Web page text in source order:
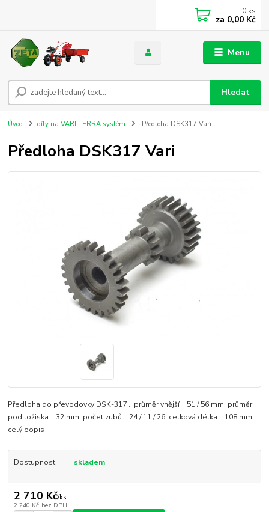
Menu
Hledat
0 ks
za 0,00 Kč
Úvod díly na VARI TERRA systém Předloha DSK317 Vari
Předloha DSK317 Vari
Předloha do převodovky DSK-317 . průměr vnější 51 / 56 mm průměr
pod ložiska 32 mm počet zubů 24 / 11 / 26 celková délka 108 mm
celý popis
Dostupnost skladem
2 710 Kč/ks
2 240 Kč bez DPH